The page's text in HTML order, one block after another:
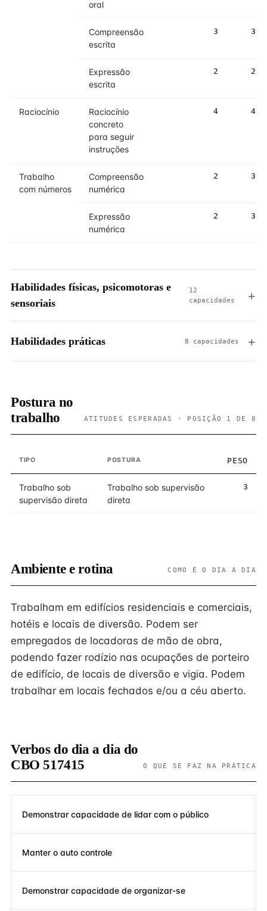
oral
Compreensão
escrita
3 3
Expressão
escrita
2 2
Raciocínio
Raciocínio
concreto
para seguir
instruções
4 4
Trabalho
com números
Compreensão
numérica
2 3
Expressão
numérica
2 3
Habilidades físicas, psicomotoras e
sensoriais
12
capacidades
Habilidades práticas 8 capacidades
Postura no
trabalho
ATITUDES ESPERADAS · POSIÇÃO 1 DE 8
TIPO POSTURA PESO
Trabalho sob
supervisão direta
Trabalho sob supervisão
direta
3
Ambiente e rotina COMO É O DIA A DIA
Trabalham em edifícios residenciais e comerciais,
hotéis e locais de diversão. Podem ser
empregados de locadoras de mão de obra,
podendo fazer rodízio nas ocupações de porteiro
de edifício, de locais de diversão e vigia. Podem
trabalhar em locais fechados e/ou a céu aberto.
Verbos do dia a dia do
CBO 517415
O QUE SE FAZ NA PRÁTICA
Demonstrar capacidade de lidar com o público
Manter o auto controle
Demonstrar capacidade de organizar-se